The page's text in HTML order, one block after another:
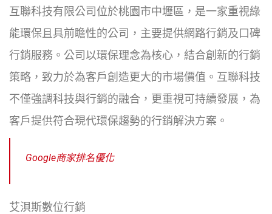
互聯科技有限公司位於桃園市中壢區，是一家重視綠
能環保且具前瞻性的公司，主要提供網路行銷及口碑
行銷服務。公司以環保理念為核心，結合創新的行銷
策略，致力於為客戶創造更大的市場價值。互聯科技
不僅強調科技與行銷的融合，更重視可持續發展，為
客戶提供符合現代環保趨勢的行銷解決方案。
Google商家排名優化
艾浿斯數位行銷